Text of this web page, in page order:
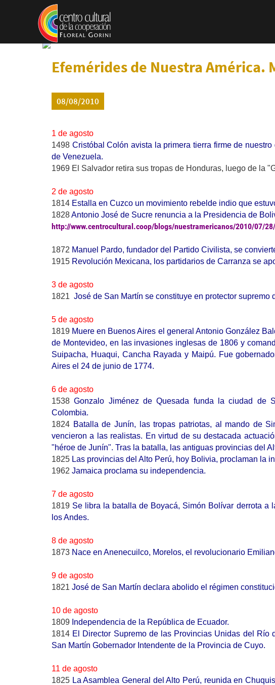
Pasar al contenido principal
Efemérides de Nuestra América.
08/08/2010
1 de agosto
1498 Cristóbal Colón avista la primera tierra firme de nuestro
de Venezuela.
1969 El Salvador retira sus tropas de Honduras, luego de la
2 de agosto
1814 Estalla en Cuzco un movimiento rebelde indio que
1828Antonio José de Sucre renuncia a la Presidencia de
http://www.centrocultural.coop/blogs/nuestramericanos/2010/07/
1872 Manuel Pardo, fundador del Partido Civilista, se
1915 Revolución Mexicana, los partidarios de Carranza se
3 de agosto
1821 José de San Martín se constituye en protector
5 de agosto
1819 Muere en Buenos Aires el general Antonio González
de Montevideo, en las invasiones inglesas de 1806 y
Suipacha, Huaqui, Cancha Rayada y Maipú. Fue
Aires el 24 de junio de 1774.
6 de agosto
1538Gonzalo Jiménez de Quesada funda la ciudad de
Colombia.
1824 Batalla de Junín, las tropas patriotas, al mando de
vencieron a las realistas. En virtud de su destacada
"héroe de Junín". Tras la batalla, las antiguas provincias del
1825 Las provincias del Alto Perú, hoy Bolivia, proclaman la
1962 Jamaica proclama su independencia.
7 de agosto
1819 Se libra la batalla de Boyacá, Simón Bolívar derrota a
los Andes.
8 de agosto
1873 Nace en Anenecuilco, Morelos, el revolucionario
9 de agosto
1821 José de San Martín declara abolido el régimen
10 de agosto
1809 Independencia de la República de Ecuador.
1814 El Director Supremo de las Provincias Unidas del Río
San Martín Gobernador Intendente de la Provincia de Cuyo.
11 de agosto
1825 La Asamblea General del Alto Perú, reunida en